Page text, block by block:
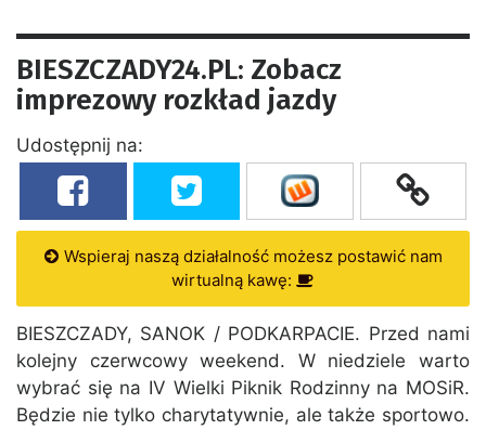
BIESZCZADY24.PL: Zobacz
imprezowy rozkład jazdy
Udostępnij na:
Wspieraj naszą działalność możesz postawić nam
wirtualną kawę:
BIESZCZADY, SANOK / PODKARPACIE. Przed nami
kolejny czerwcowy weekend. W niedziele warto
wybrać się na IV Wielki Piknik Rodzinny na MOSiR.
Będzie nie tylko charytatywnie, ale także sportowo.